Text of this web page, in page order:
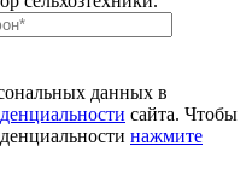
данных в
сайта. Чтобы
нажмите